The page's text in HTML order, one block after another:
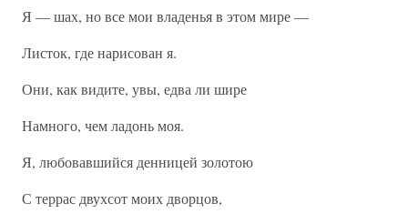
Я — шах, но все мои владенья в этом мире —
Листок, где нарисован я.
Они, как видите, увы, едва ли шире
Намного, чем ладонь моя.
Я, любовавшийся денницей золотою
С террас двухсот моих дворцов,